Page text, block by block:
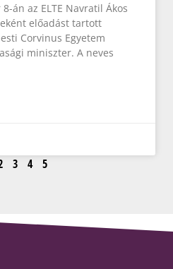
án az ELTE Navratil Ákos
előadást tartott
Corvinus Egyetem
miniszter. A neves
3 4 5